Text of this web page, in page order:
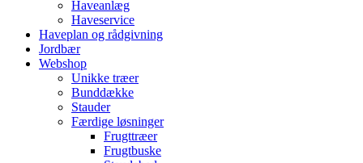
Haveanlæg
Haveservice
Haveplan og rådgivning
Jordbær
Webshop
Unikke træer
Bunddække
Stauder
Færdige løsninger
Frugttræer
Frugtbuske